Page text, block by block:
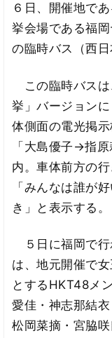
６日、開催地で
挙会場である福
の臨時バス（西日
この臨時バスは
挙」バージョン
体側面の電光掲
「大島優子→指
内。車体前方の
「みんなは誰が
き」と表示する。
５日に福岡で行
は、地元開催で
とするHKT48メ
愛佳・神志那結
松岡菜摘・宮脇